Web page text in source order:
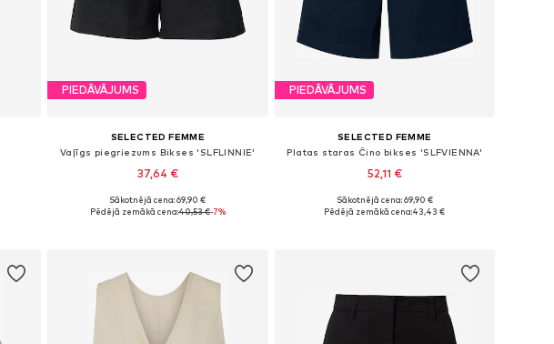
PIEDĀVĀJUMS
SELECTED FEMME
Vaļīgs piegriezums Bikses 'SLFLINNIE'
37,64 €
Pieejamie izmēri: 34, 38, 40, 42
Sākotnējā cena: 69,90 €
Pēdējā zemākā cena:40,53 €-7%
PIEDĀVĀJUMS
SELECTED FEMME
Platas staras Čino bikses 'SLFVIENNA'
52,11 €
Pieejamie izmēri: 38, 40
Sākotnējā cena: 69,90 €
Pēdējā zemākā cena:43,43 €